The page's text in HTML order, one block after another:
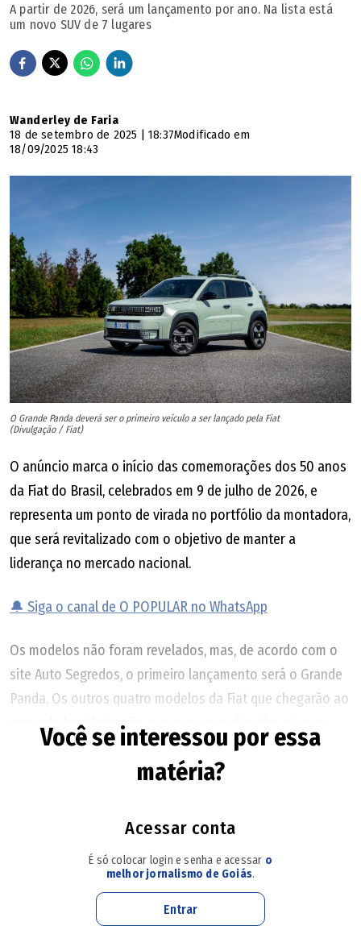
A partir de 2026, será um lançamento por ano. Na lista está
um novo SUV de 7 lugares
Wanderley de Faria
18 de setembro de 2025 | 18:37Modificado em
18/09/2025 18:43
O Grande Panda deverá ser o primeiro veículo a ser lançado pela Fiat
(Divulgação / Fiat)
O anúncio marca o início das comemorações dos 50 anos
da Fiat do Brasil, celebrados em 9 de julho de 2026, e
representa um ponto de virada no portfólio da montadora,
que será revitalizado com o objetivo de manter a
liderança no mercado nacional.
🔔 Siga o canal de O POPULAR no WhatsApp
Os modelos não foram revelados, mas, de acordo com o
site Auto Segredos, o primeiro lançamento será o Grande
Panda. Os outros quatro modelos da Fiat que chegarão ao
mercado brasileiro são as novas gerações das picapes
Strada e Toro e do Fastback.
modelos deverão ser produzidos em Betim, com exceção
da Toro que, atualmente, é feita em Goiana (PE).
Você se interessou por essa
matéria?
Acessar conta
É só colocar login e senha e acessar o
melhor jornalismo de Goiás.
Entrar